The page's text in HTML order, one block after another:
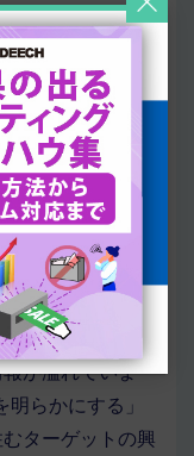
ングを検討して
とが有効です。
数」「人口」が
ださい。そし
やサービスに合
おすすめです。
、インターネッ
が溢れていま
らかにする」
ターゲットの興